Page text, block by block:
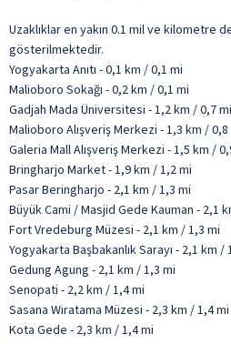
Uzaklıklar en yakın 0.1 mil ve kilometre
gösterilmektedir.
Yogyakarta Anıtı - 0,1 km / 0,1 mi
Malioboro Sokağı - 0,2 km / 0,1 mi
Gadjah Mada Üniversitesi - 1,2 km / 0,7 mi
Malioboro Alışveriş Merkezi - 1,3 km / 0,8
Galeria Mall Alışveriş Merkezi - 1,5 km /
Bringharjo Market - 1,9 km / 1,2 mi
Pasar Beringharjo - 2,1 km / 1,3 mi
Büyük Cami / Masjid Gede Kauman - 2,1
Fort Vredeburg Müzesi - 2,1 km / 1,3 mi
Yogyakarta Başbakanlık Sarayı - 2,1 km /
Gedung Agung - 2,1 km / 1,3 mi
Senopati - 2,2 km / 1,4 mi
Sasana Wiratama Müzesi - 2,3 km / 1,4 mi
Kota Gede - 2,3 km / 1,4 mi